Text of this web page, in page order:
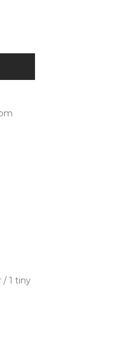
/ 1 tiny